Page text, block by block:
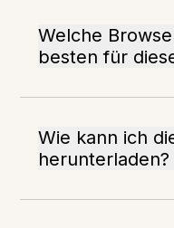
Welche
besten für
Wie kann ich
herunterladen?